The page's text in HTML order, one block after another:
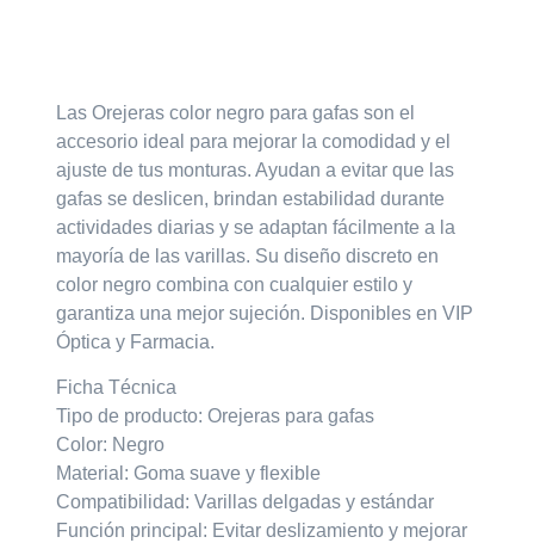
LasOrejeras color negro para gafas son el
accesorio ideal para mejorar la comodidad y el
ajuste de tus monturas. Ayudan a evitar que las
gafas se deslicen, brindan estabilidad durante
actividades diarias y se adaptan fácilmente a la
mayoría de las varillas. Su diseño discreto en
color negro combina con cualquier estilo y
garantiza una mejor sujeción. Disponibles enVIP
Óptica y Farmacia.
Ficha Técnica
Tipo de producto: Orejeras para gafas
Color: Negro
Material: Goma suave y flexible
Compatibilidad: Varillas delgadas y estándar
Función principal: Evitar deslizamiento y mejorar